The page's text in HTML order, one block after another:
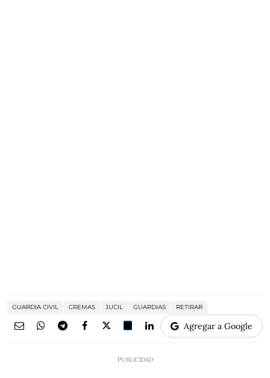
GUARDIA CIVIL CREMAS JUCIL GUARDIAS RETIRAR
Agregar a Google